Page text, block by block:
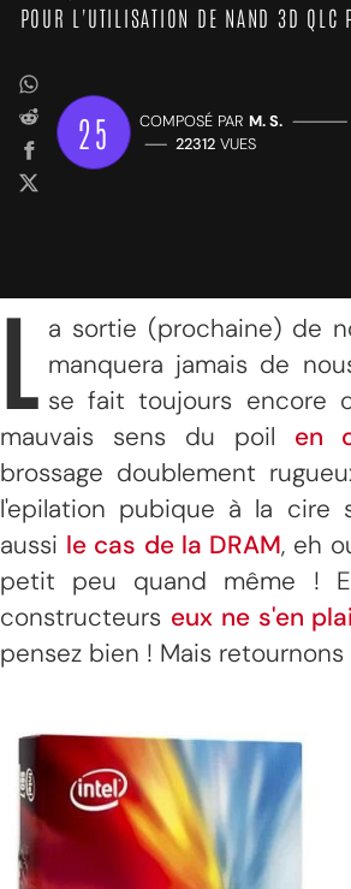
POUR L'UTILISATION DE NAND 3D QLC
25 COMPOSÉ PAR M. S. —————
—— 22312 VUES
L
a sortie (prochaine) de
manquera jamais de
se fait toujours encore
mauvais sens du poil en
brossage doublement
l'epilation pubique à la cire
aussi le cas de la DRAM, eh
petit peu quand même !
constructeurs eux ne s'en
pensez bien ! Mais retournons